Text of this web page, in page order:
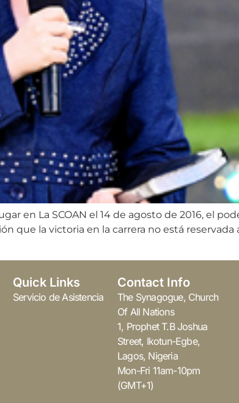
en La SCOAN el 14 de agosto de 2016, el
que la victoria en la carrera no está reservada
Quick Links
Servicio de Asistencia
Contact Info
The Synagogue, Church
Of All Nations
1, Prophet T.B Joshua
Street, Ikotun-Egbe,
Lagos, Nigeria
Mon-Fri 11am-10pm
(GMT+1)